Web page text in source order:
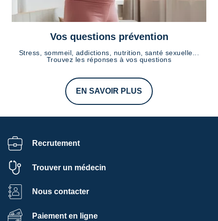
Vos questions prévention
Stress, sommeil, addictions, nutrition, santé sexuelle...
Trouvez les réponses à vos questions
EN SAVOIR PLUS
Recrutement
Trouver un médecin
Nous contacter
Paiement en ligne